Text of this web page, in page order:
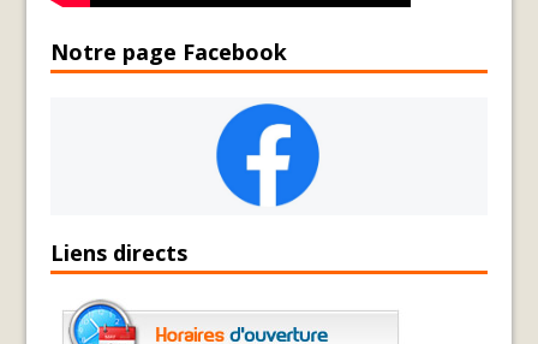
Notre page Facebook
Liens directs